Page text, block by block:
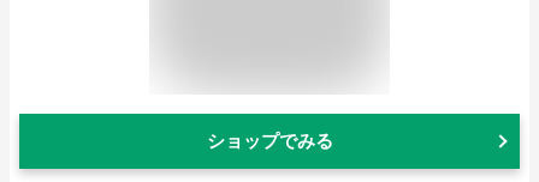
ショップでみる